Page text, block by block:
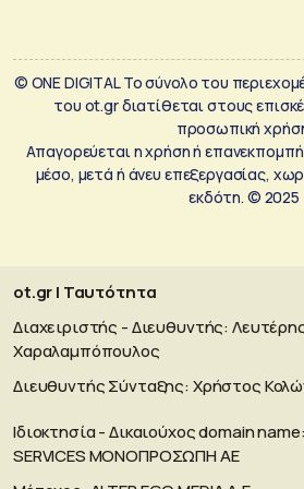
© ONE DIGITAL Το σύνολο του
του ot.gr διατίθεται στους
προσωπική
Απαγορεύεται η χρήση ή
μέσο, μετά ή άνευ επεξεργασίας,
εκδότη. © 2025
ot.gr | Ταυτότητα
Διαχειριστής - Διευθυντής:
Χαραλαμπόπουλος
Διευθυντής Σύνταξης: Χρήστος
Ιδιοκτησία - Δικαιούχος domain
SERVICES MONOΠΡΟΣΩΠΗ ΑΕ